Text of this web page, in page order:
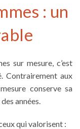
: un
sur mesure, c’est
Contrairement aux
conserve sa
années.
qui valorisent :